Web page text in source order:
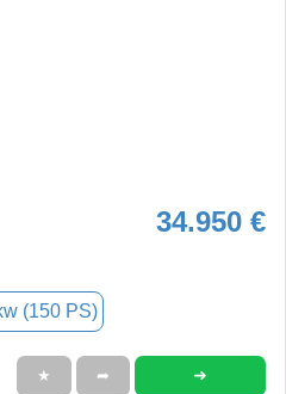
34.950 €
(150 PS)
★ ➦ ➜